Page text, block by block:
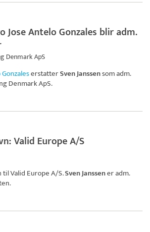
Jose Antelo Gonzales blir adm.
Denmark ApS
erstatterSven Janssensom adm.
Denmark ApS.
Valid Europe A/S
tilValid Europe A/S.Sven Janssener adm.